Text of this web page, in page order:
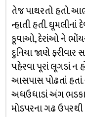
તેજ પાથરતો હતો.
ન્હાતી હતી. ઘૂમલીનાં
કૂવાઓ, દેરાંઓ ને
દુનિયા જાણે ફરીવાર
પહેરવા પૂરાં લૂગડાં ન
આસપાસ પોઢતાં હતાં.
અધઉધાડાં અંગ ભડકા
મોડપરના ગઢ